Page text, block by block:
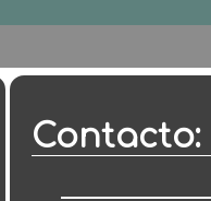
Contacto: